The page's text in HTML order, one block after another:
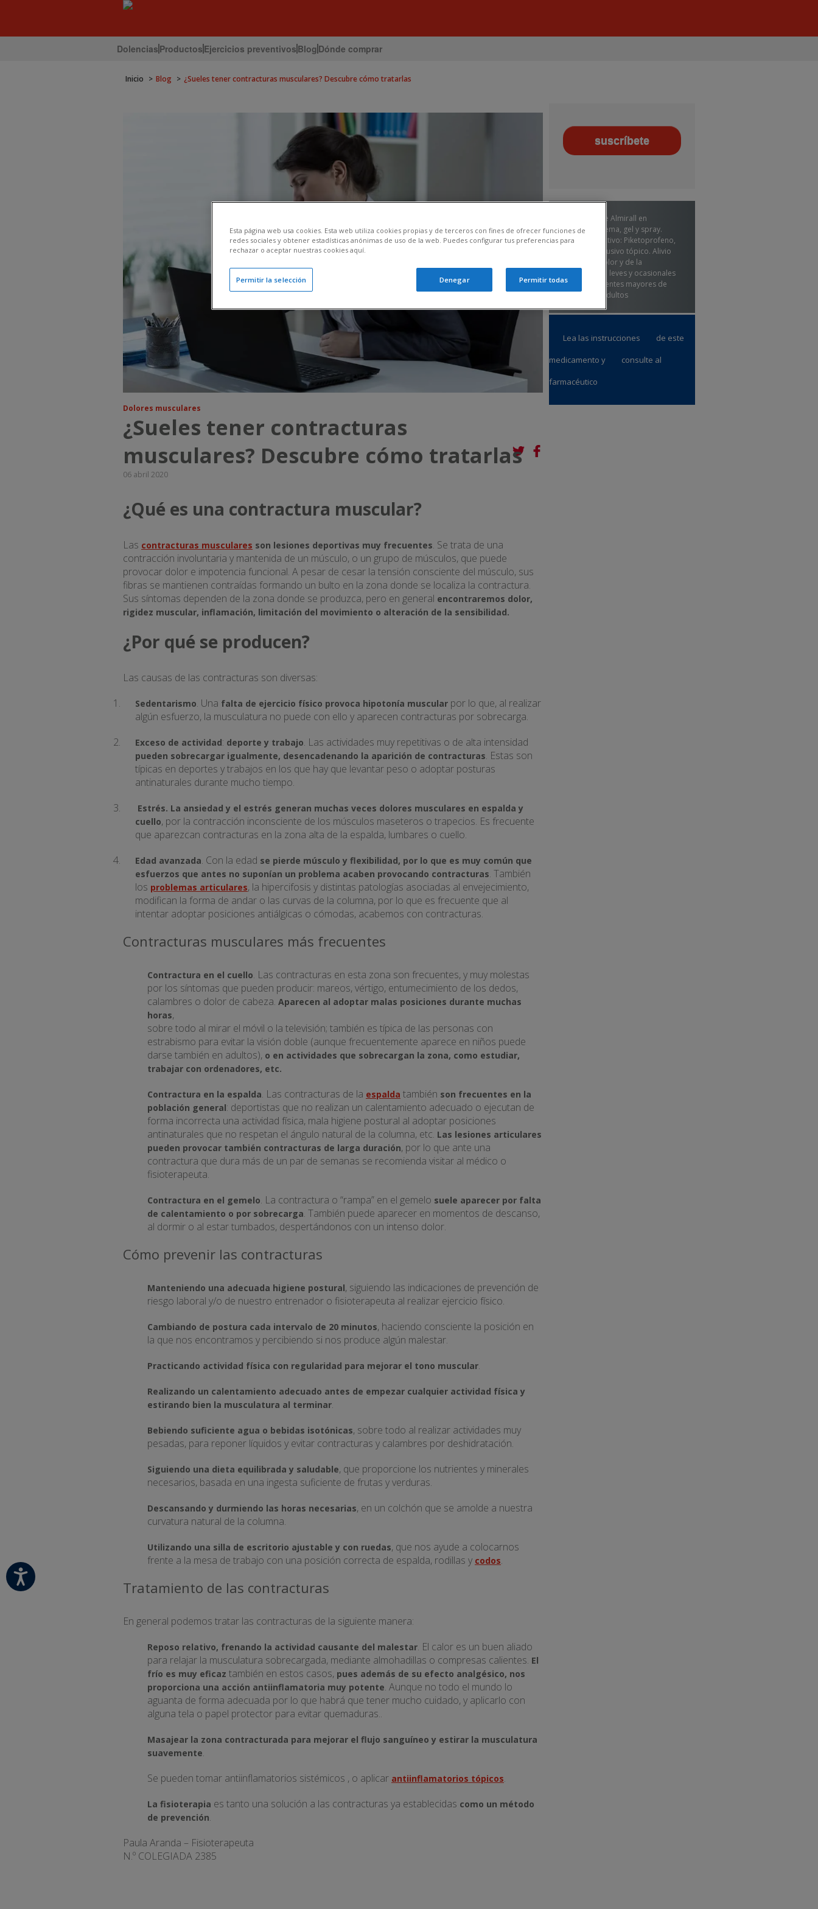
Dolencias Productos Ejercicios preventivos Blog Dónde comprar
Inicio Blog ¿Sueles tener contracturas musculares? Descubre cómo tratarlas
Dolores musculares
¿Sueles tener contracturas
musculares? Descubre cómo tratarlas
06 abril 2020
¿Qué es una contractura muscular?
Las contracturas musculares son lesiones deportivas muy frecuentes. Se trata de una
contracción involuntaria y mantenida de un músculo, o un grupo de músculos, que puede
provocar dolor e impotencia funcional. A pesar de cesar la tensión consciente del músculo, sus
fibras se mantienen contraídas formando un bulto en la zona donde se localiza la contractura.
Sus síntomas dependen de la zona donde se produzca, pero en general encontraremos dolor,
rigidez muscular, inflamación, limitación del movimiento o alteración de la sensibilidad.
¿Por qué se producen?
Las causas de las contracturas son diversas:
Sedentarismo. Una falta de ejercicio físico provoca hipotonía muscular por lo que, al realizar
algún esfuerzo, la musculatura no puede con ello y aparecen contracturas por sobrecarga.
Exceso de actividad: deporte y trabajo. Las actividades muy repetitivas o de alta intensidad
pueden sobrecargar igualmente, desencadenando la aparición de contracturas. Estas son
típicas en deportes y trabajos en los que hay que levantar peso o adoptar posturas
antinaturales durante mucho tiempo.
Estrés. La ansiedad y el estrés generan muchas veces dolores musculares en espalda y
cuello, por la contracción inconsciente de los músculos maseteros o trapecios. Es frecuente
que aparezcan contracturas en la zona alta de la espalda, lumbares o cuello.
Edad avanzada. Con la edad se pierde músculo y flexibilidad, por lo que es muy común que
esfuerzos que antes no suponían un problema acaben provocando contracturas. También
los problemas articulares, la hipercifosis y distintas patologías asociadas al envejecimiento,
modifican la forma de andar o las curvas de la columna, por lo que es frecuente que al
intentar adoptar posiciones antiálgicas o cómodas, acabemos con contracturas.
Contracturas musculares más frecuentes
Contractura en el cuello. Las contracturas en esta zona son frecuentes, y muy molestas
por los síntomas que pueden producir: mareos, vértigo, entumecimiento de los dedos,
calambres o dolor de cabeza. Aparecen al adoptar malas posiciones durante muchas
horas,
sobre todo al mirar el móvil o la televisión; también es típica de las personas con
estrabismo para evitar la visión doble (aunque frecuentemente aparece en niños puede
darse también en adultos), o en actividades que sobrecargan la zona, como estudiar,
trabajar con ordenadores, etc.
Contractura en la espalda. Las contracturas de la espalda también son frecuentes en la
población general: deportistas que no realizan un calentamiento adecuado o ejecutan de
forma incorrecta una actividad física, mala higiene postural al adoptar posiciones
antinaturales que no respetan el ángulo natural de la columna, etc. Las lesiones articulares
pueden provocar también contracturas de larga duración, por lo que ante una
contractura que dura más de un par de semanas se recomienda visitar al médico o
fisioterapeuta.
Contractura en el gemelo. La contractura o “rampa” en el gemelo suele aparecer por falta
de calentamiento o por sobrecarga. También puede aparecer en momentos de descanso,
al dormir o al estar tumbados, despertándonos con un intenso dolor.
Cómo prevenir las contracturas
Manteniendo una adecuada higiene postural, siguiendo las indicaciones de prevención de
riesgo laboral y/o de nuestro entrenador o fisioterapeuta al realizar ejercicio físico.
Cambiando de postura cada intervalo de 20 minutos, haciendo consciente la posición en
la que nos encontramos y percibiendo si nos produce algún malestar.
Practicando actividad física con regularidad para mejorar el tono muscular.
Realizando un calentamiento adecuado antes de empezar cualquier actividad física y
estirando bien la musculatura al terminar.
Bebiendo suficiente agua o bebidas isotónicas, sobre todo al realizar actividades muy
pesadas, para reponer líquidos y evitar contracturas y calambres por deshidratación.
Siguiendo una dieta equilibrada y saludable, que proporcione los nutrientes y minerales
necesarios, basada en una ingesta suficiente de frutas y verduras.
Descansando y durmiendo las horas necesarias, en un colchón que se amolde a nuestra
curvatura natural de la columna.
Utilizando una silla de escritorio ajustable y con ruedas, que nos ayude a colocarnos
frente a la mesa de trabajo con una posición correcta de espalda, rodillas y codos.
Tratamiento de las contracturas
En general podemos tratar las contracturas de la siguiente manera:
Reposo relativo, frenando la actividad causante del malestar. El calor es un buen aliado
para relajar la musculatura sobrecargada, mediante almohadillas o compresas calientes. El
frío es muy eficaz también en estos casos, pues además de su efecto analgésico, nos
proporciona una acción antiinflamatoria muy potente. Aunque no todo el mundo lo
aguanta de forma adecuada por lo que habrá que tener mucho cuidado, y aplicarlo con
alguna tela o papel protector para evitar quemaduras..
Masajear la zona contracturada para mejorar el flujo sanguíneo y estirar la musculatura
suavemente.
Se pueden tomar antiinflamatorios sistémicos , o aplicar antiinflamatorios tópicos.
La fisioterapia es tanto una solución a las contracturas ya establecidas como un método
de prevención.
Paula Aranda – Fisioterapeuta
N.º COLEGIADA 2385
Calmatel de Almirall en
formato crema, gel y spray.
Principio activo: Piketoprofeno,
de uso exclusivo tópico. Alivio
local del dolor y de la
inflamación leves y ocasionales
en adolescentes mayores de
12 años y adultos
Lea las instrucciones
de este
medicamento y
consulte al
farmacéutico
Esta página web usa cookies. Esta web utiliza cookies propias y de terceros con fines de ofrecer funciones de
redes sociales y obtener estadísticas anónimas de uso de la web. Puedes configurar tus preferencias para
rechazar o aceptar nuestras cookies aquí.
Permitir la selección Denegar Permitir todas